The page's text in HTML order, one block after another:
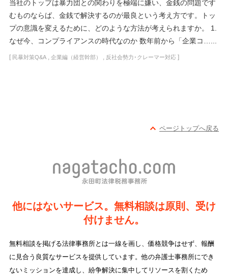
当社のトップは暴力団との関わりを極端に嫌い、金銭の問題です
むものならば、金銭で解決するのが最良という考え方です。トッ
プの意識を変えるために、どのような方法が考えられますか。 1.
なぜ今、コンプライアンスの時代なのか 数年前から「企業コ…...
[ 民暴対策Q&A, 企業編（経営幹部） , 反社会勢力･クレーマー対応]
ページトップへ戻る
他にはないサービス。無料相談は原則、受け
付けません。
無料相談を掲げる法律事務所とは一線を画し、価格競争はせず、報酬
に見合う良質なサービスを提供しています。他の弁護士事務所にでき
ないミッションを達成し、紛争解決に集中してリソースを割くため